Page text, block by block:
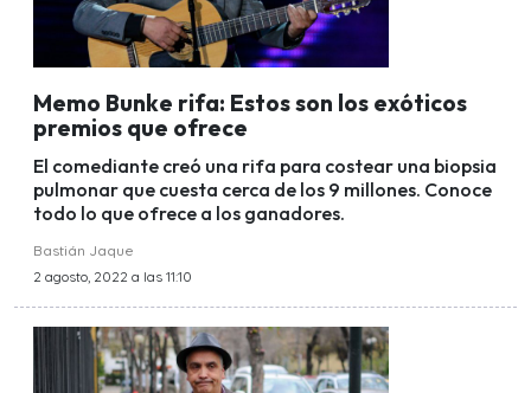
Memo Bunke rifa: Estos son los exóticos
premios que ofrece
El comediante creó una rifa para costear una biopsia
pulmonar que cuesta cerca de los 9 millones. Conoce
todo lo que ofrece a los ganadores.
Bastián Jaque
2 agosto, 2022 a las 11:10